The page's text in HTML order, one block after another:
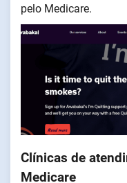
pelo Medicare.
Clínicas de
Medicare